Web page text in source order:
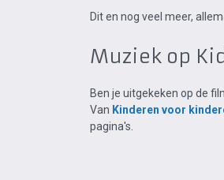
Dit en nog veel meer,
Muziek op
Ben je uitgekeken op de
Van Kinderen voor
pagina's.